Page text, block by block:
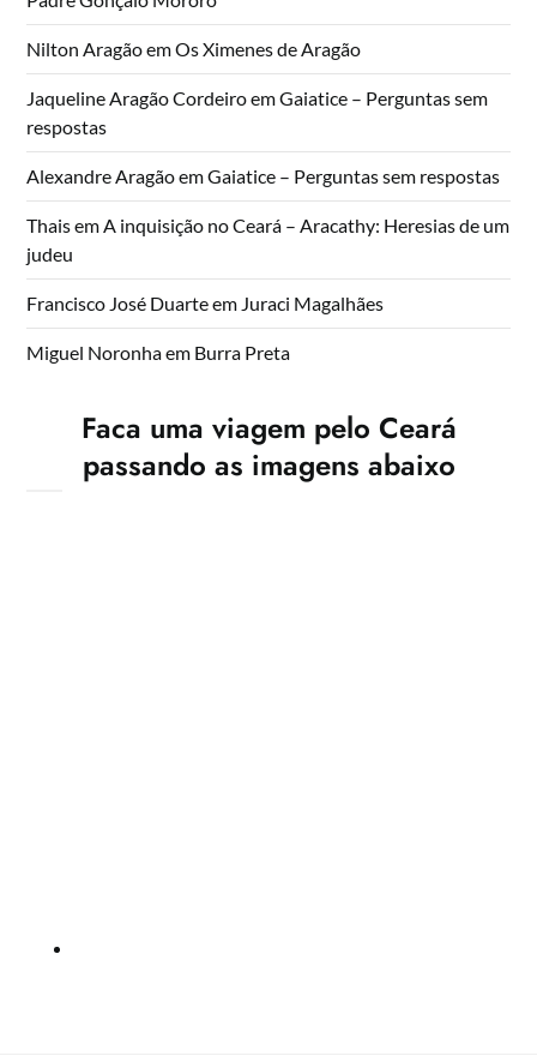
Nilton AragãoemOs Ximenes de Aragão
Jaqueline Aragão CordeiroemGaiatice – Perguntas sem
respostas
Alexandre AragãoemGaiatice – Perguntas sem respostas
ThaisemA inquisição no Ceará – Aracathy: Heresias de um
judeu
Francisco José Duarteem Juraci Magalhães
Miguel Noronhaem Burra Preta
Faca uma viagem pelo Ceará
passando as imagens abaixo